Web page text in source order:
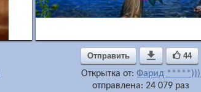
Отправить  44
Открытка от:Фарид *****)))
отправлена: 24 079 раз